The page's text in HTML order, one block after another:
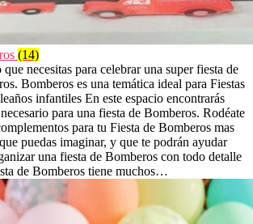
(14)
necesitas para celebrar una super fiesta de
Bomberos es una temática ideal para Fiestas
infantiles En este espacio encontrarás
para una fiesta de Bomberos. Rodéate
para tu Fiesta de Bomberos mas
puedas imaginar, y que te podrán ayudar
una fiesta de Bomberos con todo detalle
de Bomberos tiene muchos…